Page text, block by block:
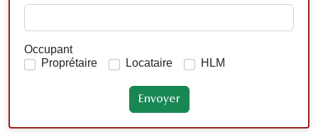
Occupant
Proprétaire
Locataire HLM